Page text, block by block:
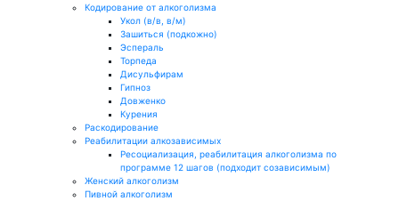
Кодирование от алкоголизма
Укол (в/в, в/м)
Зашиться (подкожно)
Эспераль
Торпеда
Дисульфирам
Гипноз
Довженко
Курения
Раскодирование
Реабилитации алкозависимых
Ресоциализация, реабилитация алкоголизма по
программе 12 шагов (подходит созависимым)
Женский алкоголизм
Пивной алкоголизм